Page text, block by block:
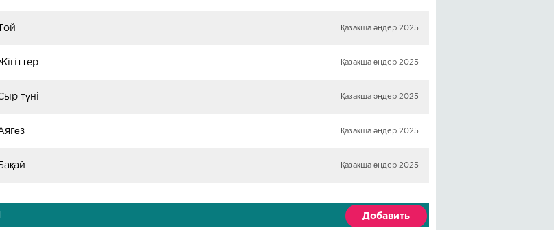
Қазақша әндер 2025
Қазақша әндер 2025
түні Қазақша әндер 2025
Қазақша әндер 2025
Қазақша әндер 2025
Добавить